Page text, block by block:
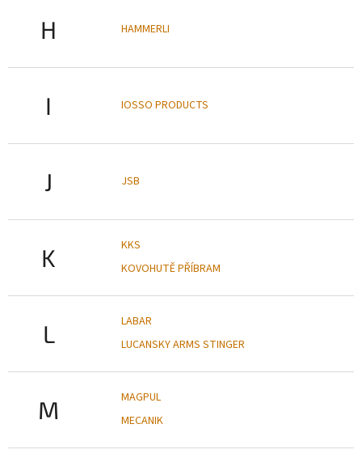
H HAMMERLI
I IOSSO PRODUCTS
J JSB
K
KKS
KOVOHUTĚ PŘÍBRAM
L
LABAR
LUCANSKY ARMS STINGER
M
MAGPUL
MECANIK